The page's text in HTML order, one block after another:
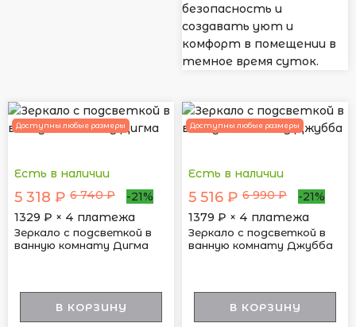
безопасность и
создавать уют и
комфорт в помещении в
темное время суток.
Доступны любые размеры
Есть в наличии
5 318 ₽ 6 740 ₽
-21%
1329 ₽ × 4 платежа
Зеркало с подсветкой в
ванную комнату Дигма
В КОРЗИНУ
Доступны любые размеры
Есть в наличии
5 516 ₽ 6 990 ₽
-21%
1379 ₽ × 4 платежа
Зеркало с подсветкой в
ванную комнату Джубба
В КОРЗИНУ